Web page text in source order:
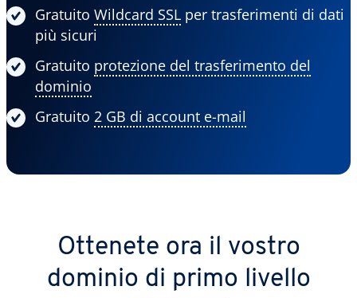
Gratuito Wildcard SSL per trasferimenti di dati
più sicuri
Gratuito protezione del trasferimento del
dominio
Gratuito 2 GB di account e-mail
Ottenete ora il vostro
dominio di primo livello